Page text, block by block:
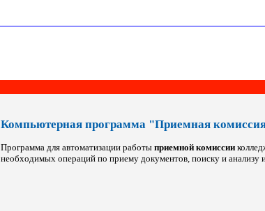
Компьютерная программа "Приемная
Программа для автоматизации работы приемной комиссии
необходимых операций по приему документов, поиску и анализу